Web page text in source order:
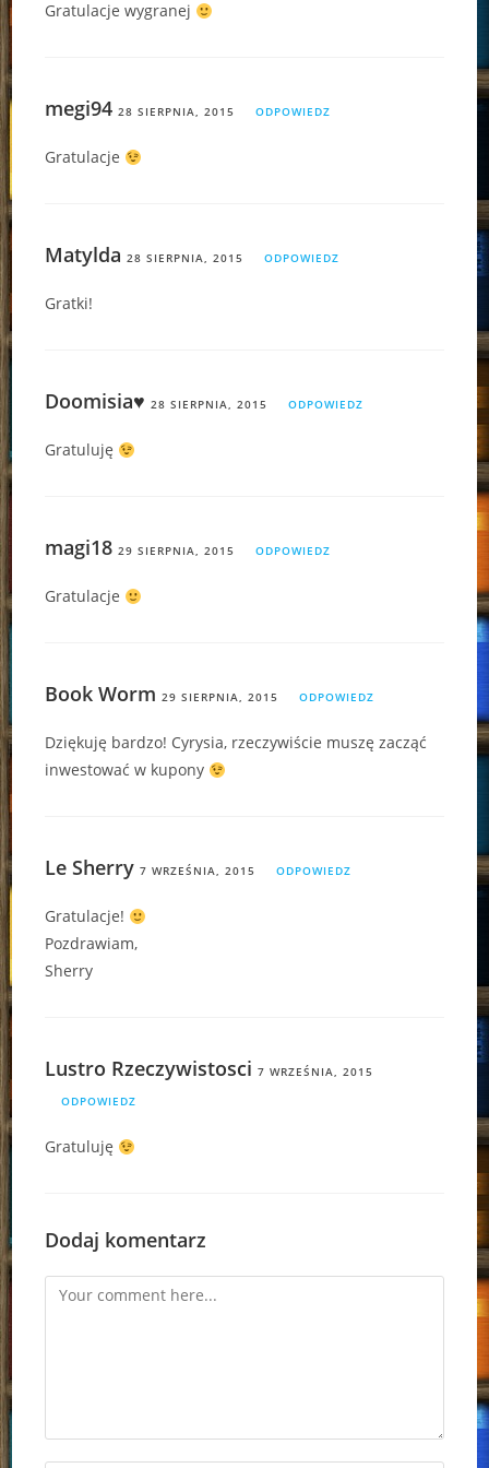
Gratulacje wygranej
megi94 28 SIERPNIA, 2015 ODPOWIEDZ
Gratulacje
Matylda 28 SIERPNIA, 2015 ODPOWIEDZ
Gratki!
Doomisia♥ 28 SIERPNIA, 2015 ODPOWIEDZ
Gratuluję
magi18 29 SIERPNIA, 2015 ODPOWIEDZ
Gratulacje
Book Worm 29 SIERPNIA, 2015 ODPOWIEDZ
Dziękuję bardzo! Cyrysia, rzeczywiście muszę zacząć
inwestować w kupony
Le Sherry 7 WRZEŚNIA, 2015 ODPOWIEDZ
Gratulacje!
Pozdrawiam,
Sherry
Lustro Rzeczywistosci 7 WRZEŚNIA, 2015
ODPOWIEDZ
Gratuluję
Dodaj komentarz
Comment